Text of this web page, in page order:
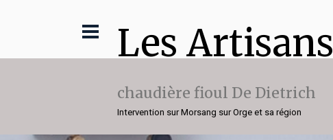
Les Artisans
chaudière fioul De Dietrich
Intervention sur Morsang sur Orge et sa région